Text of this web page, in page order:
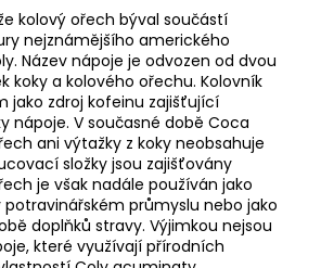
kolový ořech býval součástí
nejznámějšího amerického
Název nápoje je odvozen od dvou
koky a kolového ořechu. Kolovník
jako zdroj kofeinu zajišťující
nápoje. V současné době Coca
ani výtažky z koky neobsahuje
složky jsou zajišťovány
je však nadále používán jako
průmyslu nebo jako
doplňků stravy. Výjimkou nejsou
které využívají přírodních